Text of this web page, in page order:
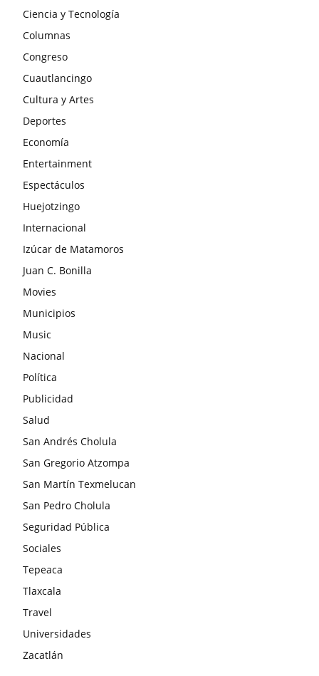
Ciencia y Tecnología
Columnas
Congreso
Cuautlancingo
Cultura y Artes
Deportes
Economía
Entertainment
Espectáculos
Huejotzingo
Internacional
Izúcar de Matamoros
Juan C. Bonilla
Movies
Municipios
Music
Nacional
Política
Publicidad
Salud
San Andrés Cholula
San Gregorio Atzompa
San Martín Texmelucan
San Pedro Cholula
Seguridad Pública
Sociales
Tepeaca
Tlaxcala
Travel
Universidades
Zacatlán